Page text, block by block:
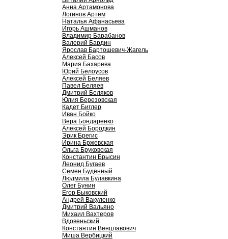
Анна Артамонова
Логинов Артём
Наталья Афанасьева
Игорь Ашманов
Владимир Барабанов
Валерий Бардин
Ярослав Бартошевич-Жагель
Алексей Басов
Мария Бахарева
Юрий Белоусов
Алексей Беляев
Павел Беляев
Дмитрий Беляков
Юлия Березовская
Кадет Биглер
Иван Бойко
Вера Бондаренко
Алексей Бородкин
Эрик Брегис
Ирина Бржевская
Ольга Бруковская
Константин Брысин
Леонид Бугаев
Семен Будённый
Людмила Булавкина
Олег Бунин
Егор Быковский
Андрей Вакуленко
Дмитрий Вальяно
Михаил Вахтеров
Вдовеньский
Константин Венцлавович
Миша Вербицкий